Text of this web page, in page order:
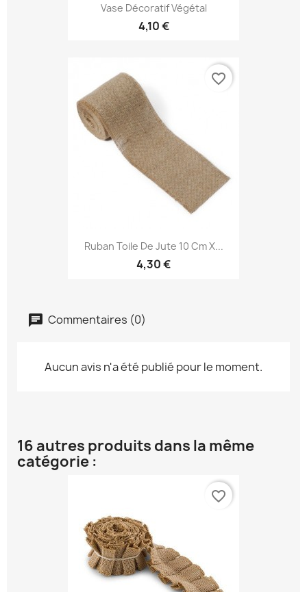
Vase Décoratif Végétal
4,10 €
Ruban Toile De Jute 10 Cm X...
4,30 €
favorite_border
Commentaires (0)
Aucun avis n'a été publié pour le moment.
16 autres produits dans la même
catégorie :
favorite_border